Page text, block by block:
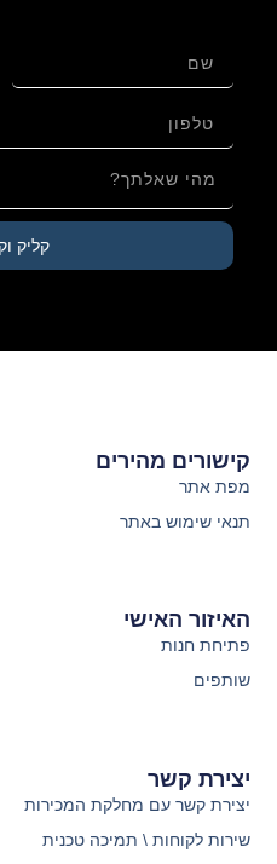
קליק
האיזור האישי
פתיחת חנות
שותפים
קישורים מהירים
מפת אתר
תנאי שימוש באתר
יצירת קשר
יצירת קשר עם מחלקת המכירות
שירות לקוחות \ תמיכה טכנית